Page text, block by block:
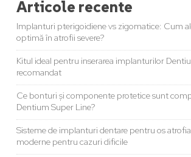
Articole recente
Implanturi pterigoidiene vs zigomatice: Cum
optimă în atrofii severe?
Kitul ideal pentru inserarea implanturilor
recomandat
Ce bonturi și componente protetice sunt
Dentium Super Line?
Sisteme de implanturi dentare pentru os
moderne pentru cazuri dificile